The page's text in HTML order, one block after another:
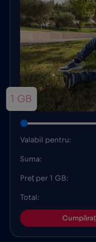
1 GB
Valabil pentru:
Suma:
Preț per 1 GB:
Total: